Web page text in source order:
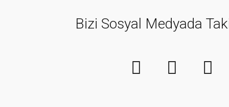
Bizi Sosyal Medyada